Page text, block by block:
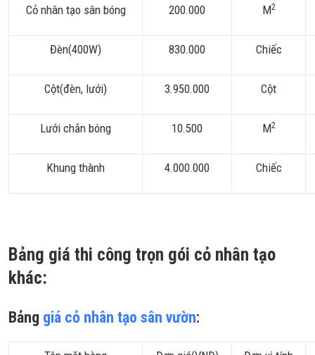
Cỏ nhân tạo sân bóng 200.000 M2
Đèn(400W) 830.000 Chiếc
Cột(đèn, lưới) 3.950.000 Cột
Lưới chắn bóng 10.500 M2
Khung thành 4.000.000 Chiếc
Bảng giá thi công trọn gói cỏ nhân tạo
khác:
Bảng giá cỏ nhân tạo sân vườn: